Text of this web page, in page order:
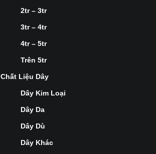
2tr – 3tr
3tr – 4tr
4tr – 5tr
Trên 5tr
Chất Liệu Dây
Dây Kim Loại
Dây Da
Dây Dù
Dây Khác